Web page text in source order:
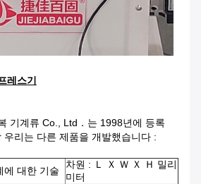
레스기
기계류 Co., Ltd．는 1998년에 등록
우리는 다른 제품을 개발했습니다 :
에 대한 기술
차원 : Ｌ Ｘ Ｗ Ｘ Ｈ 밀리
미터